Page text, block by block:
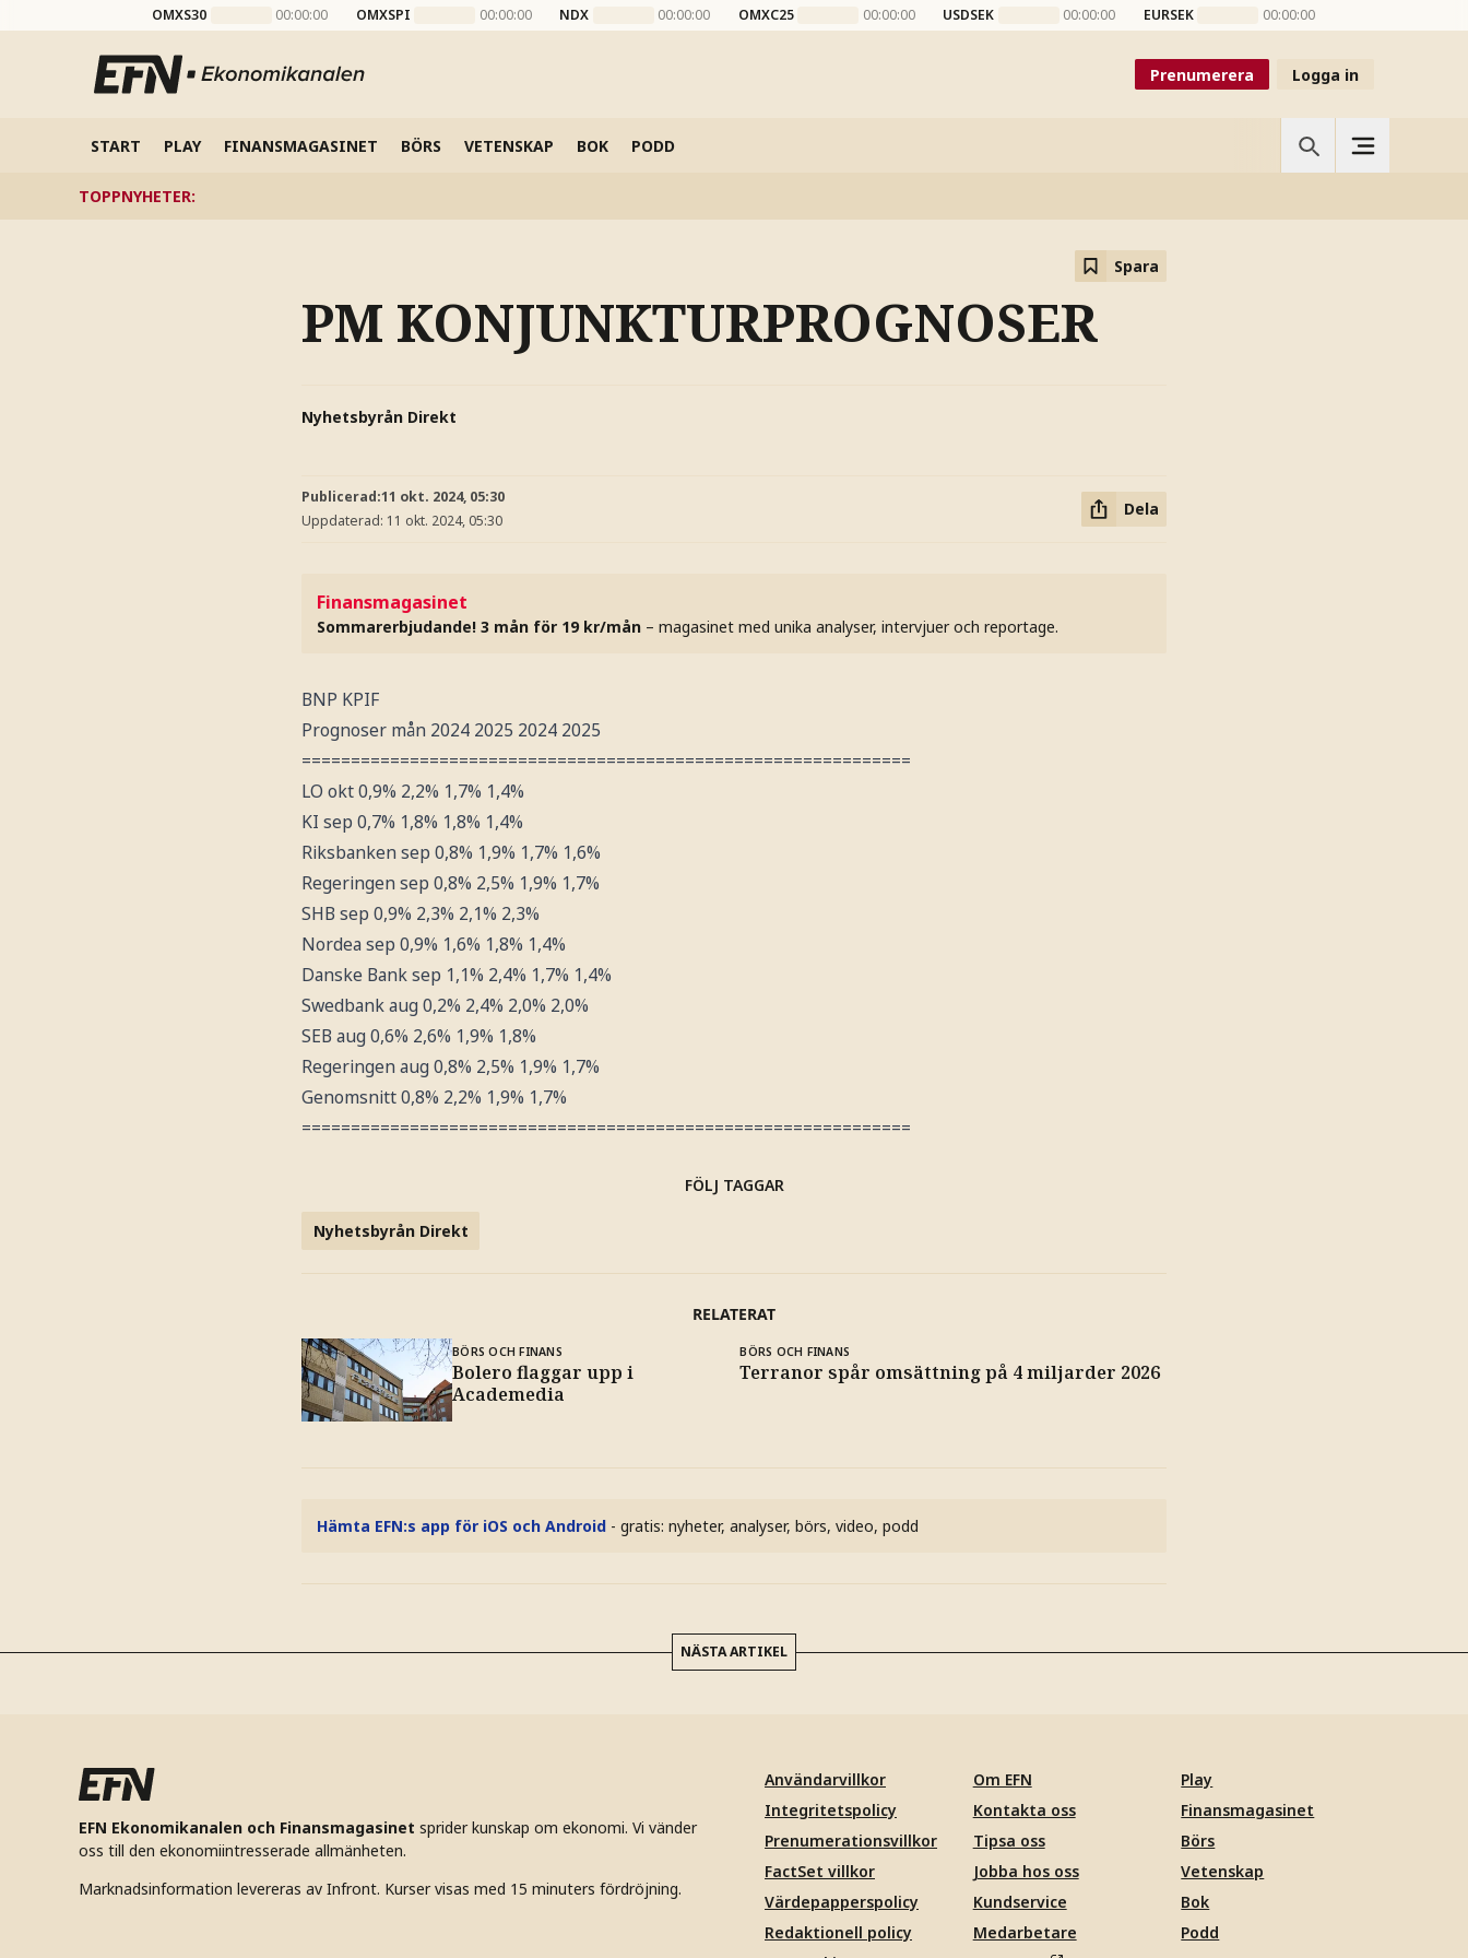
OMXS30 00:00:00 OMXSPI 00:00:00 NDX 00:00:00 OMXC25 00:00:00 USDSEK 00:00:00 EURSEK 00:00:00
Prenumerera Logga in
START PLAY FINANSMAGASINET BÖRS VETENSKAP BOK PODD
TOPPNYHETER:
Spara
PM KONJUNKTURPROGNOSER
Nyhetsbyrån Direkt
Publicerad:11 okt. 2024, 05:30
Uppdaterad: 11 okt. 2024, 05:30
Dela
Finansmagasinet
Sommarerbjudande! 3 mån för 19 kr/mån – magasinet med unika analyser, intervjuer och reportage.
BNP KPIF
Prognoser mån 2024 2025 2024 2025
==============================================================
LO okt 0,9% 2,2% 1,7% 1,4%
KI sep 0,7% 1,8% 1,8% 1,4%
Riksbanken sep 0,8% 1,9% 1,7% 1,6%
Regeringen sep 0,8% 2,5% 1,9% 1,7%
SHB sep 0,9% 2,3% 2,1% 2,3%
Nordea sep 0,9% 1,6% 1,8% 1,4%
Danske Bank sep 1,1% 2,4% 1,7% 1,4%
Swedbank aug 0,2% 2,4% 2,0% 2,0%
SEB aug 0,6% 2,6% 1,9% 1,8%
Regeringen aug 0,8% 2,5% 1,9% 1,7%
Genomsnitt 0,8% 2,2% 1,9% 1,7%
==============================================================
FÖLJ TAGGAR
Nyhetsbyrån Direkt
RELATERAT
BÖRS OCH FINANS
Bolero flaggar upp i
Academedia
BÖRS OCH FINANS
Terranor spår omsättning på 4 miljarder 2026
Hämta EFN:s app för iOS och Android - gratis: nyheter, analyser, börs, video, podd
NÄSTA ARTIKEL
EFN Ekonomikanalen och Finansmagasinet sprider kunskap om ekonomi. Vi vänder
oss till den ekonomiintresserade allmänheten.
Marknadsinformation levereras av Infront. Kurser visas med 15 minuters fördröjning.
Användarvillkor
Integritetspolicy
Prenumerationsvillkor
FactSet villkor
Värdepapperspolicy
Redaktionell policy
Om EFN
Kontakta oss
Tipsa oss
Jobba hos oss
Kundservice
Medarbetare
Play
Finansmagasinet
Börs
Vetenskap
Bok
Podd